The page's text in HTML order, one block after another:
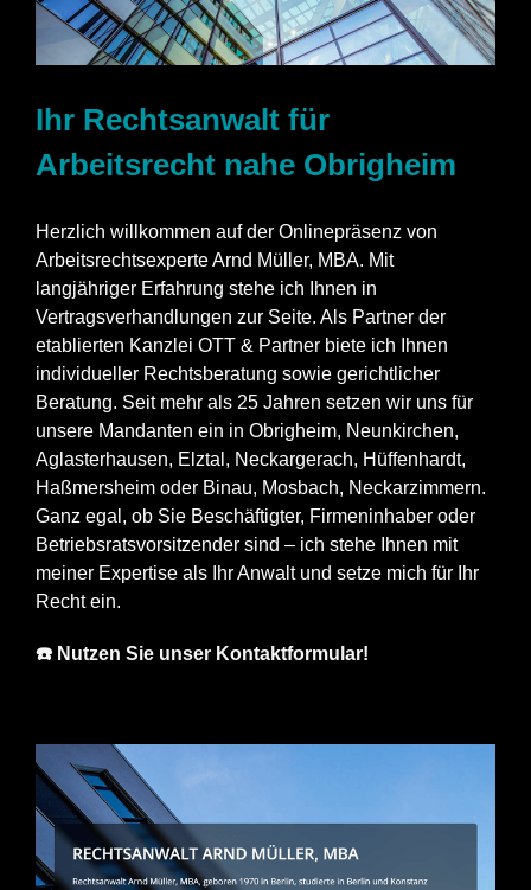
Ihr Rechtsanwalt für
Arbeitsrecht nahe Obrigheim
Herzlich willkommen auf der Onlinepräsenz von
Arbeitsrechtsexperte Arnd Müller, MBA. Mit
langjähriger Erfahrung stehe ich Ihnen in
Vertragsverhandlungen zur Seite. Als Partner der
etablierten Kanzlei OTT & Partner biete ich Ihnen
individueller Rechtsberatung sowie gerichtlicher
Beratung. Seit mehr als 25 Jahren setzen wir uns für
unsere Mandanten ein in Obrigheim, Neunkirchen,
Aglasterhausen, Elztal, Neckargerach, Hüffenhardt,
Haßmersheim oder Binau, Mosbach, Neckarzimmern.
Ganz egal, ob Sie Beschäftigter, Firmeninhaber oder
Betriebsratsvorsitzender sind – ich stehe Ihnen mit
meiner Expertise als Ihr Anwalt und setze mich für Ihr
Recht ein.
☎️ Nutzen Sie unser Kontaktformular!